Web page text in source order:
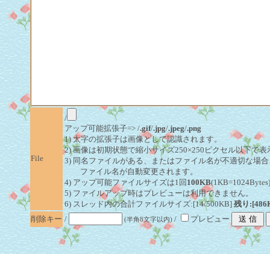
File
/
アップ可能拡張子=> /.gif/.jpg/.jpeg/.png
1) 太字の拡張子は画像として認識されます。
2) 画像は初期状態で縮小サイズ250×250ピクセル以下で表
3) 同名ファイルがある、またはファイル名が不適切な場
ファイル名が自動変更されます。
4) アップ可能ファイルサイズは1回 100KB
5) ファイルアップ時はプレビューは利用できません。
6) スレッド内の合計ファイルサイズ:[14/500KB] 残り
削除キー / (半角8文字以内) / プレビュー